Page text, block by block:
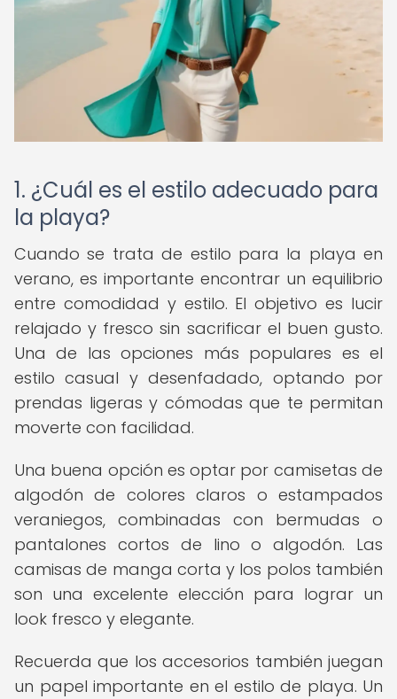
1. ¿Cuál es el estilo adecuado para
la playa?
Cuando se trata de estilo para la playa en
verano, es importante encontrar un equilibrio
entre comodidad y estilo. El objetivo es lucir
relajado y fresco sin sacrificar el buen gusto.
Una de las opciones más populares es el
estilo casual y desenfadado, optando por
prendas ligeras y cómodas que te permitan
moverte con facilidad.
Una buena opción es optar por camisetas de
algodón de colores claros o estampados
veraniegos, combinadas con bermudas o
pantalones cortos de lino o algodón. Las
camisas de manga corta y los polos también
son una excelente elección para lograr un
look fresco y elegante.
Recuerda que los accesorios también juegan
un papel importante en el estilo de playa. Un